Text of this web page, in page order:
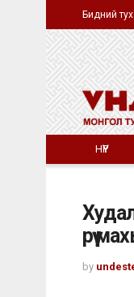
Бидний
НҮҮР
рүү
by